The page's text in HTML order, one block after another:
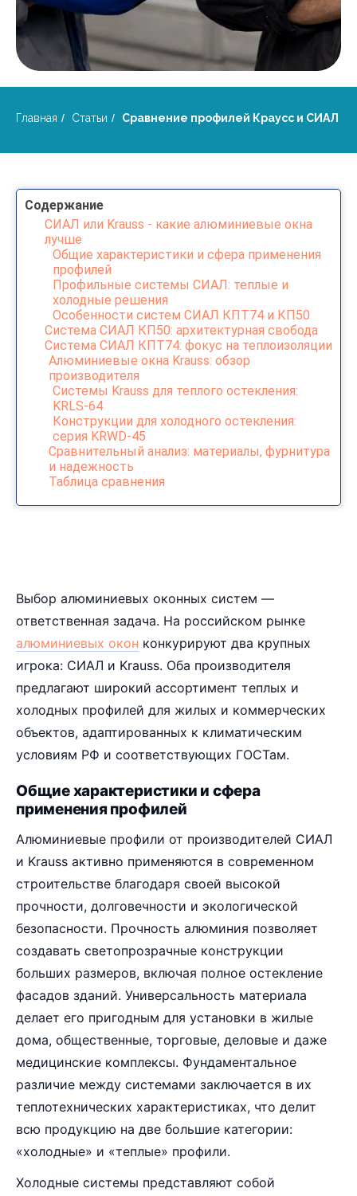
Главная / Статьи / Сравнение профилей Краусс и СИАЛ
Содержание
СИАЛ или Krauss - какие алюминиевые окна
лучше
Общие характеристики и сфера применения
профилей
Профильные системы СИАЛ: теплые и
холодные решения
Особенности систем СИАЛ КПТ74 и КП50
Система СИАЛ КП50: архитектурная свобода
Система СИАЛ КПТ74: фокус на теплоизоляции
Алюминиевые окна Krauss: обзор
производителя
Системы Krauss для теплого остекления:
KRLS-64
Конструкции для холодного остекления:
серия KRWD-45
Сравнительный анализ: материалы, фурнитура
и надежность
Таблица сравнения
Выбор алюминиевых оконных систем —
ответственная задача. На российском рынке
алюминиевых окон конкурируют два крупных
игрока: СИАЛ и Krauss. Оба производителя
предлагают широкий ассортимент теплых и
холодных профилей для жилых и коммерческих
объектов, адаптированных к климатическим
условиям РФ и соответствующих ГОСТам.
Общие характеристики и сфера
применения профилей
Алюминиевые профили от производителей СИАЛ
и Krauss активно применяются в современном
строительстве благодаря своей высокой
прочности, долговечности и экологической
безопасности. Прочность алюминия позволяет
создавать светопрозрачные конструкции
больших размеров, включая полное остекление
фасадов зданий. Универсальность материала
делает его пригодным для установки в жилые
дома, общественные, торговые, деловые и даже
медицинские комплексы. Фундаментальное
различие между системами заключается в их
теплотехнических характеристиках, что делит
всю продукцию на две большие категории:
«холодные» и «теплые» профили.
Холодные системы представляют собой